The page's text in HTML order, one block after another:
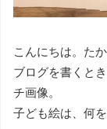
こんにちは。た
ブログを書くと
チ画像。
子ども絵は、何